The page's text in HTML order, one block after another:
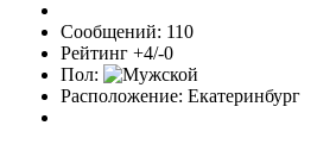
Сообщений: 110
Рейтинг +4/-0
Пол:
Расположение: Екатеринбург